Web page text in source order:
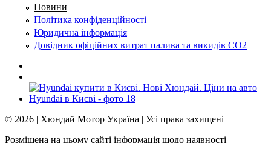
Новини
Політика конфіденційності
Юридична інформація
Довідник офіційних витрат палива та викидів СО2
© 2026 | Хюндай Мотор Україна | Усі права захищені
Розміщена на цьому сайті інформація щодо наявності